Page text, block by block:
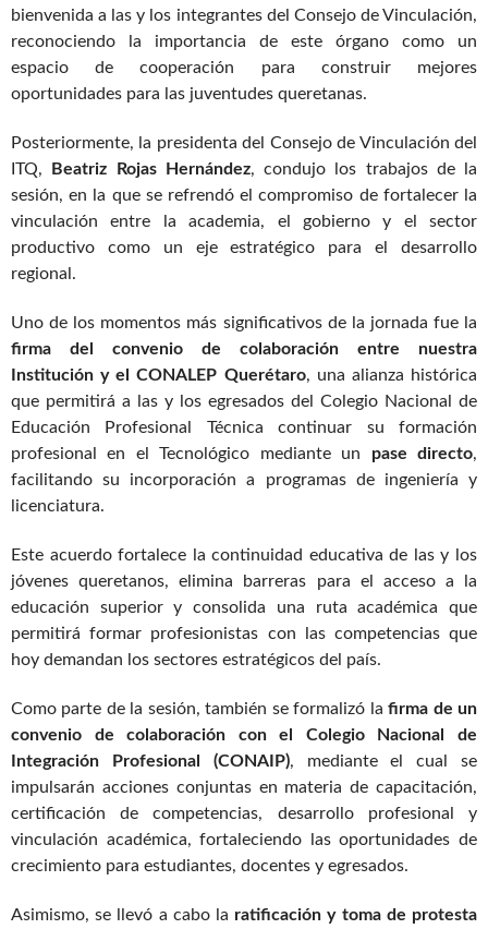
bienvenida a las y los integrantes del Consejo de Vinculación,
reconociendo la importancia de este órgano como un
espacio de cooperación para construir mejores
oportunidades para las juventudes queretanas.
Posteriormente, la presidenta del Consejo de Vinculación del
ITQ,
Beatriz Rojas Hernández, condujo los trabajos de la
sesión, en la que se refrendó el compromiso de fortalecer la
vinculación entre la academia, el gobierno y el sector
productivo como un eje estratégico para el desarrollo
regional.
Uno de los momentos más significativos de la jornada fue la
firma del convenio de colaboración entre nuestra
Institución y el CONALEP Querétaro, una alianza histórica
que permitirá a las y los egresados del Colegio Nacional de
Educación Profesional Técnica continuar su formación
profesional en el Tecnológico mediante un pase directo,
facilitando su incorporación a programas de ingeniería y
licenciatura.
Este acuerdo fortalece la continuidad educativa de las y los
jóvenes queretanos, elimina barreras para el acceso a la
educación superior y consolida una ruta académica que
permitirá formar profesionistas con las competencias que
hoy demandan los sectores estratégicos del país.
Como parte de la sesión, también se formalizó lafirma de un
convenio de colaboración con el Colegio Nacional de
Integración Profesional (CONAIP), mediante el cual se
impulsarán acciones conjuntas en materia de capacitación,
certificación de competencias, desarrollo profesional y
vinculación académica, fortaleciendo las oportunidades de
crecimiento para estudiantes, docentes y egresados.
Asimismo, se llevó a cabo la ratificación y toma de protesta